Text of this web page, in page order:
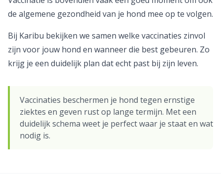
de algemene gezondheid van je hond mee op te volgen.
Bij Karibu bekijken we samen welke vaccinaties zinvol
zijn voor jouw hond en wanneer die best gebeuren. Zo
krijg je een duidelijk plan dat echt past bij zijn leven.
Vaccinaties beschermen je hond tegen ernstige
ziektes en geven rust op lange termijn. Met een
duidelijk schema weet je perfect waar je staat en wat
nodig is.